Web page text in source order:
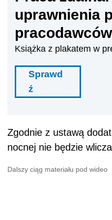
uprawnienia
pracodawców
Książka z plakatem w
Sprawd
ź
Zgodnie z ustawą
nocnej nie będzie
Dalszy ciąg materiału pod wideo